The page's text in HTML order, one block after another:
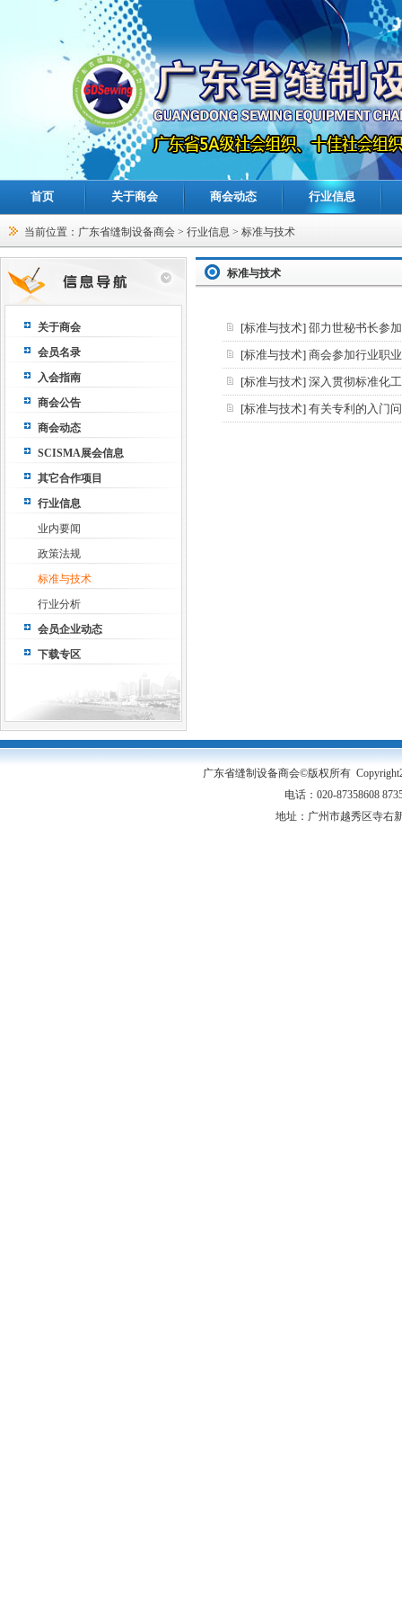
首页 关于商会 商会动态 行业信息
当前位置： 广东省缝制设备商会 > 行业信息 > 标准与技术
关于商会
会员名录
入会指南
商会公告
商会动态
SCISMA展会信息
其它合作项目
行业信息
业内要闻
政策法规
标准与技术
行业分析
会员企业动态
下载专区
标准与技术
[标准与技术] 邵力世秘书长参
[标准与技术] 商会参加行业职
[标准与技术] 深入贯彻标准化
[标准与技术] 有关专利的入门
广东省缝制设备商会©版权所有
电话：020-87358608
地址：广州市越秀区寺右